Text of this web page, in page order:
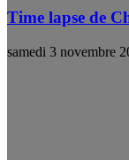
Time lapse de
samedi 3 novembre